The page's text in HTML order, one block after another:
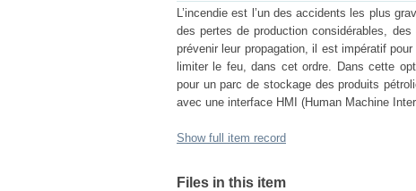
L’incendie est l’un des accidents les plus
des pertes de production considérables,
prévenir leur propagation, il est impératif
limiter le feu, dans cet ordre. Dans cette
pour un parc de stockage des produits
avec une interface HMI (Human Machine
Show full item record
Files in this item